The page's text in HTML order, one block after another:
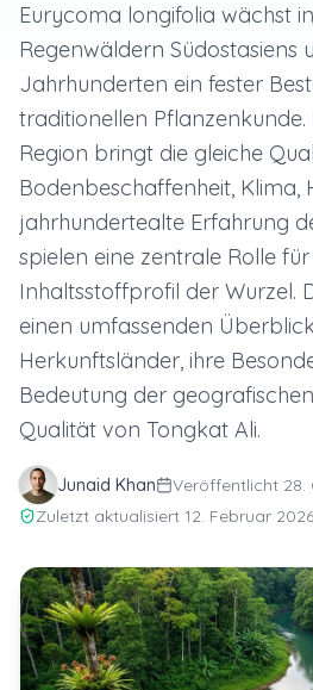
Eurycoma longifolia wächst
Regenwäldern Südostasiens
Jahrhunderten ein fester
traditionellen
Region bringt die gleiche
Bodenbeschaffenheit, Klima,
jahrhundertealte Erfahrung
spielen eine zentrale Rolle
Inhaltsstoffprofil der Wurzel.
einen umfassenden
Herkunftsländer, ihre
Bedeutung der
Qualität von Tongkat Ali.
Junaid Khan Veröffentlicht 28.
Zuletzt aktualisiert 12. Februar 2026